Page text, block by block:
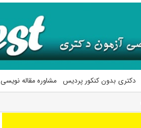
دکتری بدون کنکور پردیس مشاوره مقاله نویسی